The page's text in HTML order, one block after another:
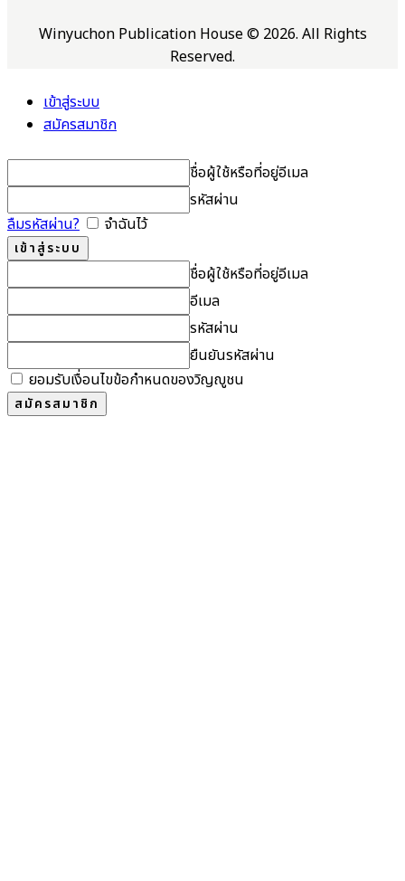
Winyuchon Publication House © 2026. All Rights
Reserved.
เข้าสู่ระบบ
สมัครสมาชิก
ชื่อผู้ใช้หรือที่อยู่อีเมล
รหัสผ่าน
ลืมรหัสผ่าน?
จำฉันไว้
ชื่อผู้ใช้หรือที่อยู่อีเมล
อีเมล
รหัสผ่าน
ยืนยันรหัสผ่าน
ยอมรับเงื่อนไขข้อกำหนดของวิญญูชน